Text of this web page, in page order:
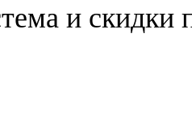
и скидки